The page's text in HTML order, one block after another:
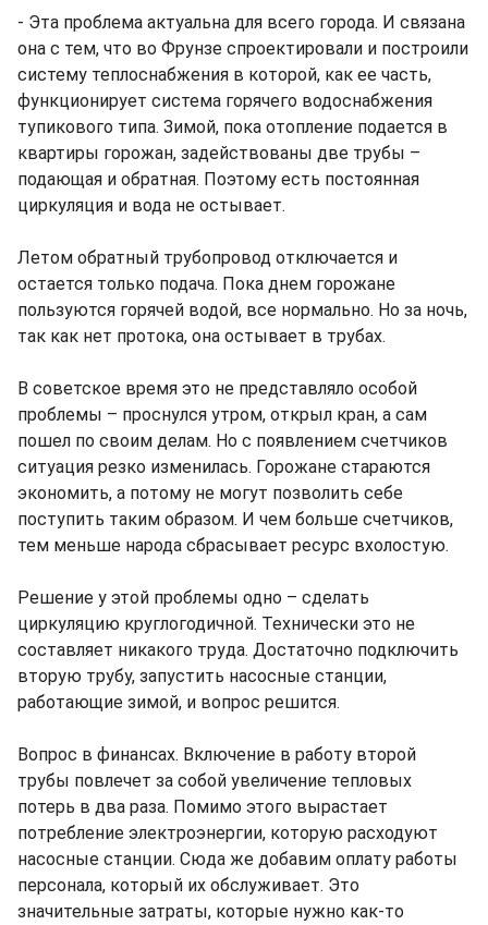
- Эта проблема актуальна для всего города. И связана
она с тем, что во Фрунзе спроектировали и построили
систему теплоснабжения в которой, как ее часть,
функционирует система горячего водоснабжения
тупикового типа. Зимой, пока отопление подается в
квартиры горожан, задействованы две трубы –
подающая и обратная. Поэтому есть постоянная
циркуляция и вода не остывает.
Летом обратный трубопровод отключается и
остается только подача. Пока днем горожане
пользуются горячей водой, все нормально. Но за ночь,
так как нет протока, она остывает в трубах.
В советское время это не представляло особой
проблемы – проснулся утром, открыл кран, а сам
пошел по своим делам. Но с появлением счетчиков
ситуация резко изменилась. Горожане стараются
экономить, а потому не могут позволить себе
поступить таким образом. И чем больше счетчиков,
тем меньше народа сбрасывает ресурс вхолостую.
Решение у этой проблемы одно – сделать
циркуляцию круглогодичной. Технически это не
составляет никакого труда. Достаточно подключить
вторую трубу, запустить насосные станции,
работающие зимой, и вопрос решится.
Вопрос в финансах. Включение в работу второй
трубы повлечет за собой увеличение тепловых
потерь в два раза. Помимо этого вырастает
потребление электроэнергии, которую расходуют
насосные станции. Сюда же добавим оплату работы
персонала, который их обслуживает. Это
значительные затраты, которые нужно как-то